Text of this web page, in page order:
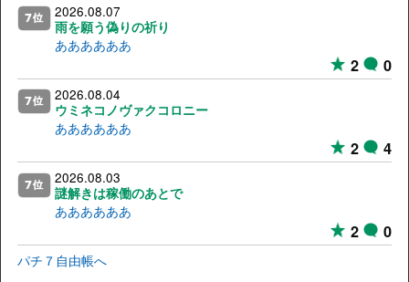
2026.08.07
雨を願う偽りの祈り
ああああああ
2 0
2026.08.04
ウミネコノヴァクコロニー
ああああああ
2 4
2026.08.03
謎解きは稼働のあとで
ああああああ
2 0
パチ７自由帳へ